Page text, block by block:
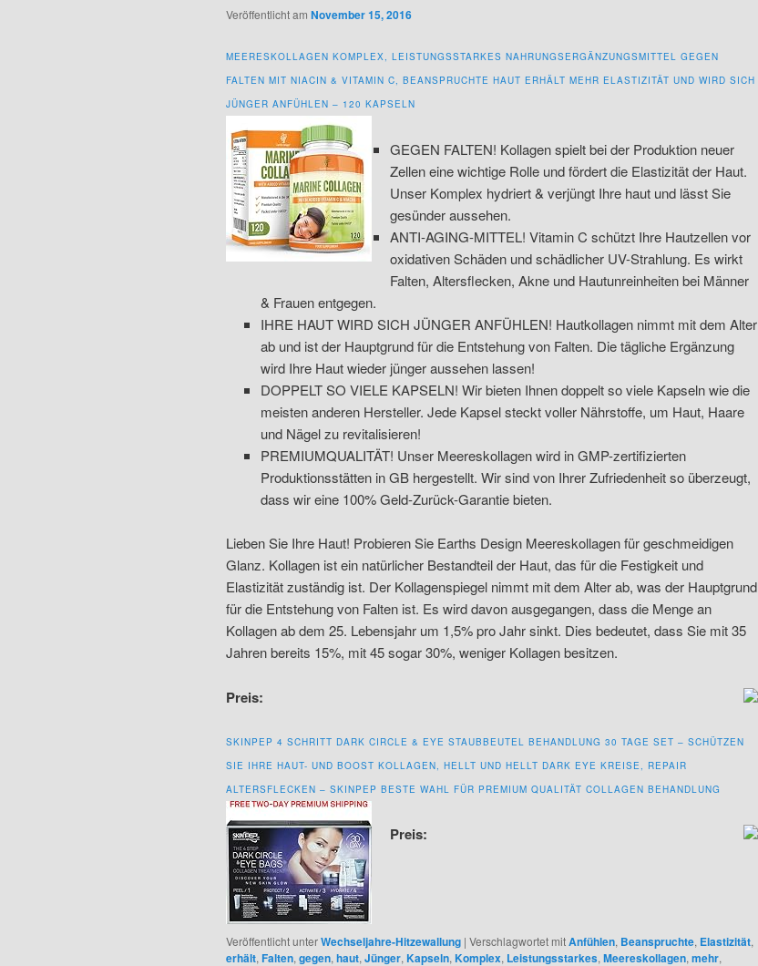
Veröffentlicht am November 15, 2016
MEERESKOLLAGEN KOMPLEX, LEISTUNGSSTARKES NAHRUNGSERGÄNZUNGSMITTEL GEGEN
FALTEN MIT NIACIN & VITAMIN C, BEANSPRUCHTE HAUT ERHÄLT MEHR ELASTIZITÄT UND WIRD SICH
JÜNGER ANFÜHLEN – 120 KAPSELN
GEGEN FALTEN! Kollagen spielt bei der Produktion neuer
Zellen eine wichtige Rolle und fördert die Elastizität der Haut.
Unser Komplex hydriert & verjüngt Ihre haut und lässt Sie
gesünder aussehen.
ANTI-AGING-MITTEL! Vitamin C schützt Ihre Hautzellen vor
oxidativen Schäden und schädlicher UV-Strahlung. Es wirkt
Falten, Altersflecken, Akne und Hautunreinheiten bei Männer
& Frauen entgegen.
IHRE HAUT WIRD SICH JÜNGER ANFÜHLEN! Hautkollagen nimmt mit dem Alter
ab und ist der Hauptgrund für die Entstehung von Falten. Die tägliche Ergänzung
wird Ihre Haut wieder jünger aussehen lassen!
DOPPELT SO VIELE KAPSELN! Wir bieten Ihnen doppelt so viele Kapseln wie die
meisten anderen Hersteller. Jede Kapsel steckt voller Nährstoffe, um Haut, Haare
und Nägel zu revitalisieren!
PREMIUMQUALITÄT! Unser Meereskollagen wird in GMP-zertifizierten
Produktionsstätten in GB hergestellt. Wir sind von Ihrer Zufriedenheit so überzeugt,
dass wir eine 100% Geld-Zurück-Garantie bieten.
Lieben Sie Ihre Haut! Probieren Sie Earths Design Meereskollagen für geschmeidigen
Glanz. Kollagen ist ein natürlicher Bestandteil der Haut, das für die Festigkeit und
Elastizität zuständig ist. Der Kollagenspiegel nimmt mit dem Alter ab, was der Hauptgrund
für die Entstehung von Falten ist. Es wird davon ausgegangen, dass die Menge an
Kollagen ab dem 25. Lebensjahr um 1,5% pro Jahr sinkt. Dies bedeutet, dass Sie mit 35
Jahren bereits 15%, mit 45 sogar 30%, weniger Kollagen besitzen.
Preis:
SKINPEP 4 SCHRITT DARK CIRCLE & EYE STAUBBEUTEL BEHANDLUNG 30 TAGE SET – SCHÜTZEN
SIE IHRE HAUT- UND BOOST KOLLAGEN, HELLT UND HELLT DARK EYE KREISE, REPAIR
ALTERSFLECKEN – SKINPEP BESTE WAHL FÜR PREMIUM QUALITÄT COLLAGEN BEHANDLUNG
Preis:
Veröffentlicht unterWechseljahre-Hitzewallung | Verschlagwortet mitAnfühlen, Beanspruchte, Elastizität,
erhält, Falten, gegen, haut, Jünger, Kapseln, Komplex, Leistungsstarkes, Meereskollagen, mehr,